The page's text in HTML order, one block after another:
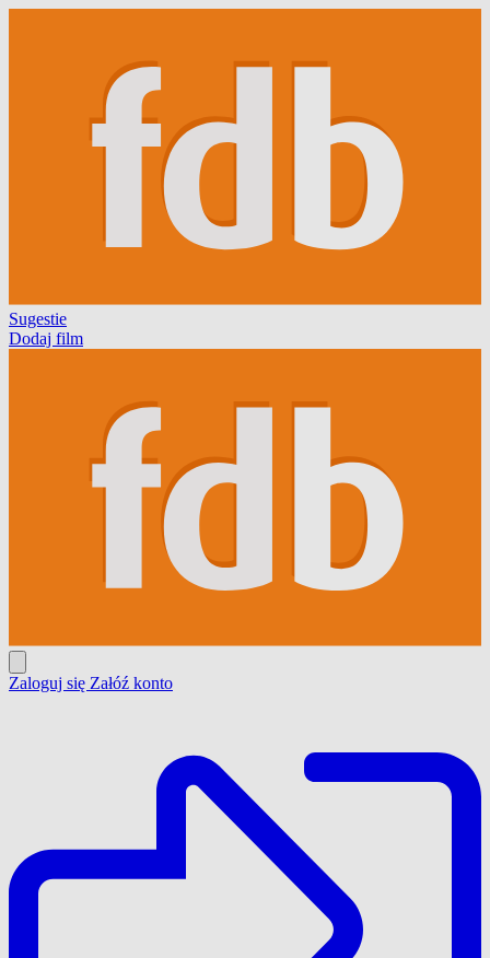
Sugestie
Dodaj film
Zaloguj się Załóź konto